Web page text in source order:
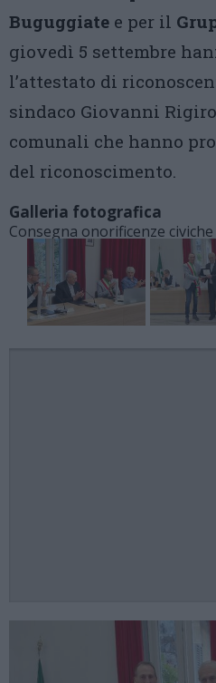
Buguggiate e per il
giovedì 5 settembre
l’attestato di
sindaco Giovanni
comunali che hanno
del riconoscimento.
Galleria fotografica
Consegna onorificenze